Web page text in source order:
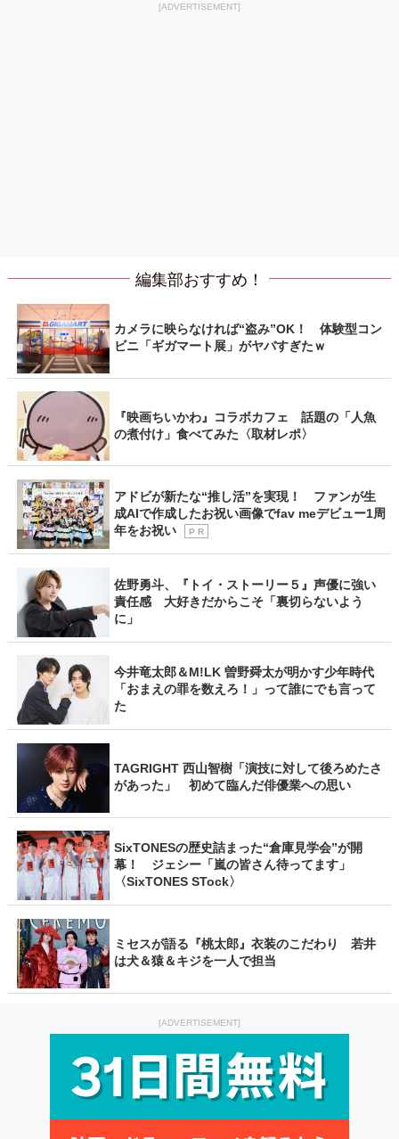
[ADVERTISEMENT]
編集部おすすめ！
カメラに映らなければ“盗み”OK！ 体験型コン
ビニ「ギガマート展」がヤバすぎたｗ
『映画ちいかわ』コラボカフェ 話題の「人魚
の煮付け」食べてみた〈取材レポ〉
アドビが新たな“推し活”を実現！ ファンが生
成AIで作成したお祝い画像でfav meデビュー1周
年をお祝い
P R
佐野勇斗、『トイ・ストーリー５』声優に強い
責任感 大好きだからこそ「裏切らないよう
に」
今井竜太郎＆M!LK 曽野舜太が明かす少年時代
「おまえの罪を数えろ！」って誰にでも言って
た
TAGRIGHT 西山智樹「演技に対して後ろめたさ
があった」 初めて臨んだ俳優業への思い
SixTONESの歴史詰まった“倉庫見学会”が開
幕！ ジェシー「嵐の皆さん待ってます」
〈SixTONES STock〉
ミセスが語る『桃太郎』衣装のこだわり 若井
は犬＆猿＆キジを一人で担当
[ADVERTISEMENT]